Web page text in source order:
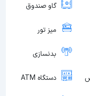
گاو صندوق
میز تور
بدنسازی
دستگاه ATM